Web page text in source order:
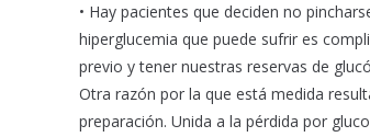
• Hay pacientes que deciden no
hiperglucemia que puede sufrir es
previo y tener nuestras reservas de
Otra razón por la que está medida
preparación. Unida a la pérdida por